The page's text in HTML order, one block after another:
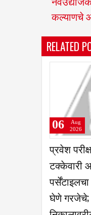
कल्याणचे
RELATED
रात्री सात
मोबाईल व
अर्चनाताई
नाविन्यपूर्ण
06
Aug
2026